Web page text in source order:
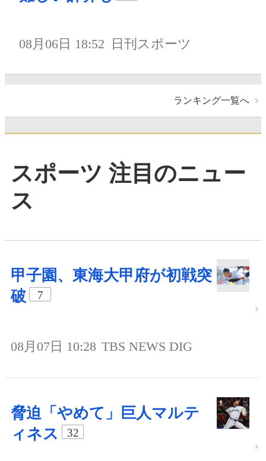
08月06日 18:52 日刊スポーツ
ランキング一覧へ
スポーツ 注目のニュー
ス
甲子園、東海大甲府が初戦突
破
7
08月07日 10:28 TBS NEWS DIG
脅迫「やめて」巨人マルテ
ィネス
32